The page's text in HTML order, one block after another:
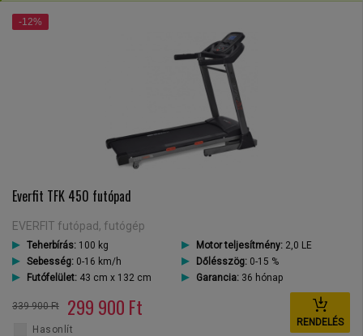
Everfit TFK 450 futópad
EVERFIT futópad, futógép
Teherbírás: 100 kg Motor teljesítmény:2,0 LE
Sebesség: 0-16 km/h Dőlésszög:0-15 %
Futófelület: 43 cm x 132 cm Garancia:36 hónap
339 900 Ft 299 900 Ft
RENDELÉS
-12%
Hasonlít